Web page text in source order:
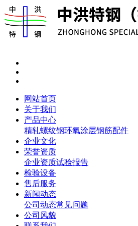
网站首页
关于我们
产品中心
精轧螺纹钢环氧涂层钢筋配件
企业文化
荣誉资质
企业资质试验报告
检验设备
售后服务
新闻动态
公司动态常见问题
公司风貌